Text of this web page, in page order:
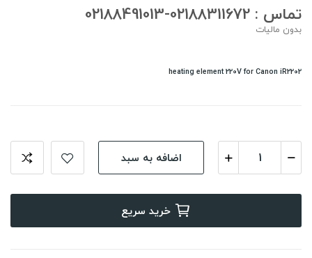
تماس : 02188311672-02188491013
بدون مالیات
heating element 220V for Canon iR2202
اضافه به سبد
خرید سریع